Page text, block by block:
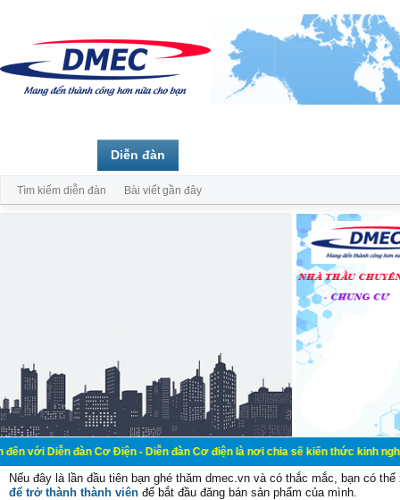
đàn Cơ Điện - Diễn đàn Cơ điện là nơi chia sẽ kiến thức kinh nghiệm
Nếu đây là lần đầu tiên bạn ghé thăm dmec.vn và có thắc mắc, bạn có
để trở thành thành viên để bắt đầu đăng bán sản phẩm của mình.
Diễn đàn
Tìm kiếm diễn đàn Bài viết gần đây